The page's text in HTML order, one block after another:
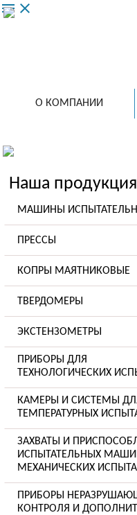
menu close
О КОМПАНИИ
Наша продукция
МАШИНЫ
ПРЕССЫ
КОПРЫ МАЯТНИКОВЫЕ
ТВЕРДОМЕРЫ
ЭКСТЕНЗОМЕТРЫ
ПРИБОРЫ ДЛЯ
ТЕХНОЛОГИЧЕСКИХ
КАМЕРЫ И СИСТЕМЫ
ТЕМПЕРАТУРНЫХ
ЗАХВАТЫ И
ИСПЫТАТЕЛЬНЫХ
МЕХАНИЧЕСКИХ
ПРИБОРЫ
КОНТРОЛЯ И